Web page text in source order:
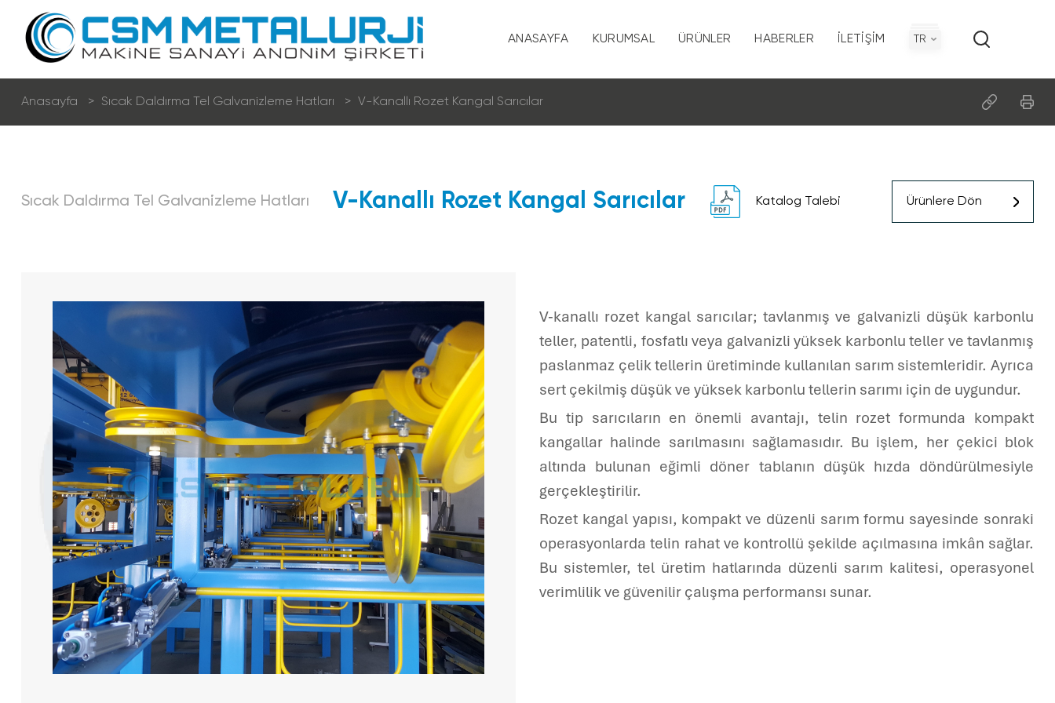
ANASAYFA KURUMSAL
Kalite ve Çevre Politikamız
İnsan Kaynakları
ÜRÜNLER
Fi̇lmaşi̇n Fosfat Hatları
Sıcak Daldırma Tel Galvani̇zleme Hatları
Yüksek Karbon Tel Patentleme Hatları
Çinko Ve Alaşımları Kaplama Hatları
Tübüler Çelik Halat Makineleri
Planet Çelik Halat Makineleri
Tel Aktarma Makineleri
Endüstriyel Isıl İşlem Fırınları
Sıcak Daldırma Galvaniz Hatları İçin Yedek
Parça Ve Yardımcı Ekipmanlar
Tel Çekme Hatları İçin Yedek Parça Ve
Yardımcı Ekipmanlar
HABERLER İLETIŞIM TR
Anasayfa Sıcak Daldırma Tel Galvani̇zleme Hatları V-Kanallı Rozet Kangal Sarıcılar
Sıcak Daldırma Tel Galvani̇zleme Hatları V-Kanallı Rozet Kangal Sarıcılar Katalog Talebi Ürünlere Dön
V-kanallı rozet kangal sarıcılar; tavlanmış ve galvanizli düşük karbonlu
teller, patentli, fosfatlı veya galvanizli yüksek karbonlu teller ve tavlanmış
paslanmaz çelik tellerin üretiminde kullanılan sarım sistemleridir. Ayrıca
sert çekilmiş düşük ve yüksek karbonlu tellerin sarımı için de uygundur.
Bu tip sarıcıların en önemli avantajı, telin rozet formunda kompakt
kangallar halinde sarılmasını sağlamasıdır. Bu işlem, her çekici blok
altında bulunan eğimli döner tablanın düşük hızda döndürülmesiyle
gerçekleştirilir.
Rozet kangal yapısı, kompakt ve düzenli sarım formu sayesinde sonraki
operasyonlarda telin rahat ve kontrollü şekilde açılmasına imkân sağlar.
Bu sistemler, tel üretim hatlarında düzenli sarım kalitesi, operasyonel
verimlilik ve güvenilir çalışma performansı sunar.